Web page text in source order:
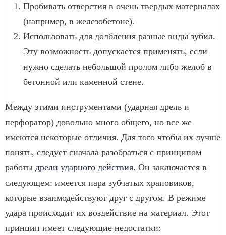
Пробивать отверстия в очень твердых материалах
(например, в железобетоне).
Использовать для долбления разные виды зубил.
Эту возможность допускается применять, если
нужно сделать небольшой пролом либо желоб в
бетонной или каменной стене.
Между этими инструментами (ударная дрель и
перфоратор) довольно много общего, но все же
имеются некоторые отличия. Для того чтобы их лучше
понять, следует сначала разобраться с принципом
работы дрели ударного действия. Он заключается в
следующем: имеется пара зубчатых храповиков,
которые взаимодействуют друг с другом. В режиме
удара происходит их воздействие на материал. Этот
принцип имеет следующие недостатки: